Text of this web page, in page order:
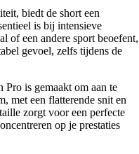
biedt de short een
is bij intensieve
of een andere sport beoefent,
gevoel, zelfs tijdens de
is gemaakt om aan te
met een flatterende snit en
zorgt voor een perfecte
op je prestaties